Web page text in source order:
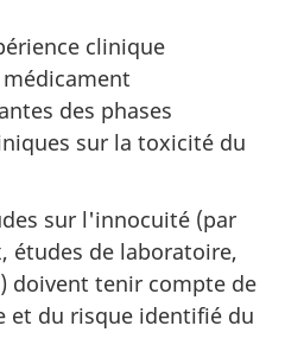
clinique
des phases
sur la toxicité du
sur l'innocuité (par
études de laboratoire,
doivent tenir compte de
et du risque identifié du